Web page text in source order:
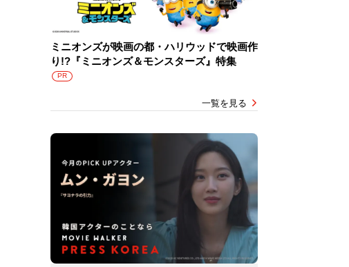
ミニオンズが映画の都・ハリウッドで映画作
り!?『ミニオンズ＆モンスターズ』特集
PR
一覧を見る